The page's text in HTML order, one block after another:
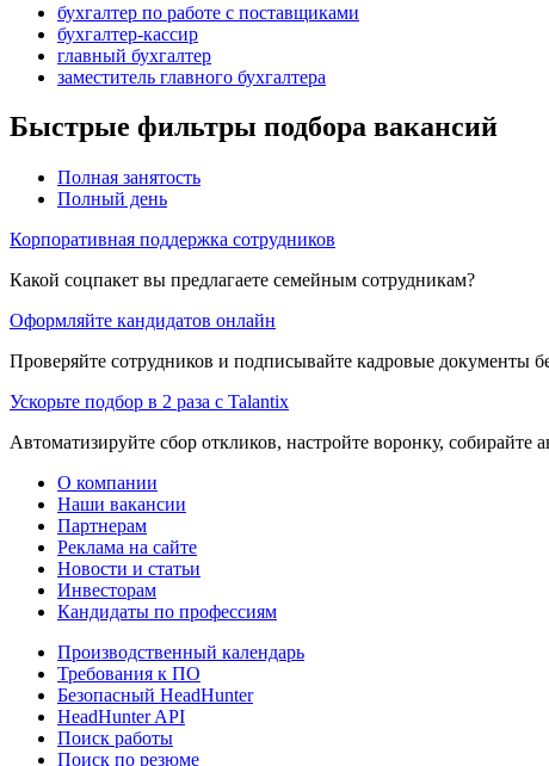
бухгалтер по работе с поставщиками
бухгалтер-кассир
главный бухгалтер
заместитель главного бухгалтера
Быстрые фильтры подбора вакансий
Полная занятость
Полный день
Корпоративная поддержка сотрудников
Какой соцпакет вы предлагаете семейным сотрудникам?
Оформляйте кандидатов онлайн
Проверяйте сотрудников и подписывайте кадровые документы
Ускорьте подбор в 2 раза с Talantix
Автоматизируйте сбор откликов, настройте воронку, собирайте
О компании
Наши вакансии
Партнерам
Реклама на сайте
Новости и статьи
Инвесторам
Кандидаты по профессиям
Производственный календарь
Требования к ПО
Безопасный HeadHunter
HeadHunter API
Поиск работы
Поиск по резюме